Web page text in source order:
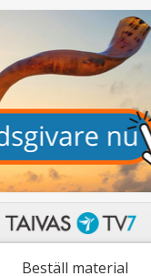
Beställ material